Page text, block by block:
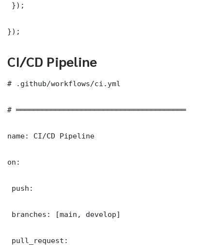
});
});
CI/CD Pipeline
# .github/workflows/ci.yml
# ═══════════════════════════════════════
name: CI/CD Pipeline
on:
push:
branches: [main, develop]
pull_request: